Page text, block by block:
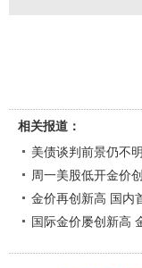
相关报道：
美债谈判前景仍不
周一美股低开金价
金价再创新高 国内
国际金价屡创新高